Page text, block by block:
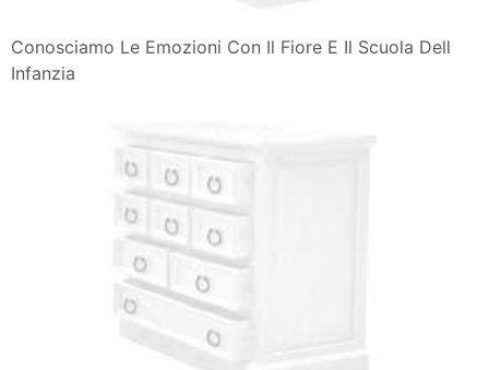
Conosciamo Le Emozioni Con Il Fiore E Il Scuola Dell
Infanzia